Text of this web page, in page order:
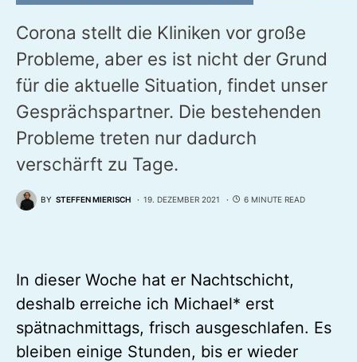
Corona stellt die Kliniken vor große
Probleme, aber es ist nicht der Grund
für die aktuelle Situation, findet unser
Gesprächspartner. Die bestehenden
Probleme treten nur dadurch
verschärft zu Tage.
BY STEFFEN MIERISCH 19. DEZEMBER 2021 6 MINUTE READ
In dieser Woche hat er Nachtschicht,
deshalb erreiche ich Michael* erst
spätnachmittags, frisch ausgeschlafen. Es
bleiben einige Stunden, bis er wieder